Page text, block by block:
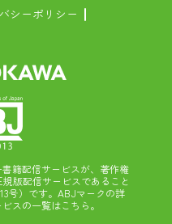
シーポリシー
籍配信サービスが、著作権
版配信サービスであること
号）です。ABJマークの詳
スの一覧はこちら。